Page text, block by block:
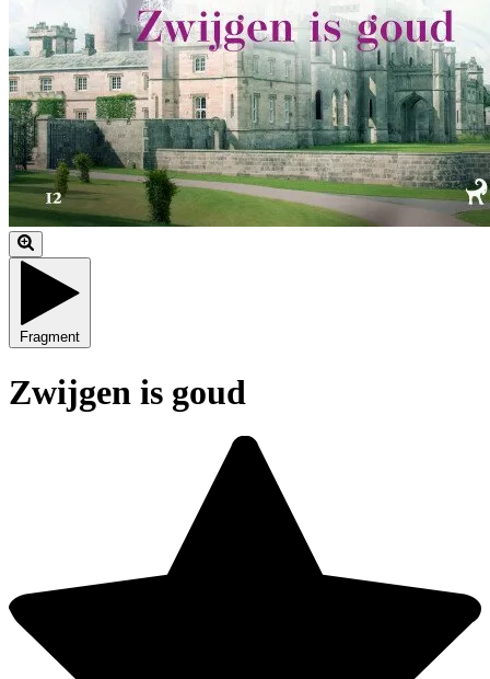
Fragment
Zwijgen is goud